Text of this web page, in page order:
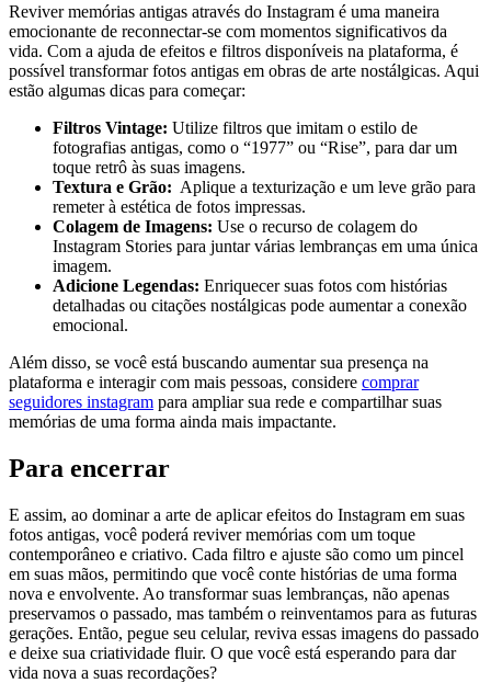
Reviver ⁤memórias antigas através do Instagram é uma maneira
emocionante ‌de reconnectar-se com momentos significativos da
vida.​ Com a ajuda de efeitos e ⁤filtros⁢ disponíveis na⁤ plataforma, é⁢
possível transformar fotos⁢ antigas em obras de arte nostálgicas. Aqui
estão ⁤algumas ⁤dicas para começar:
Filtros Vintage: Utilize filtros que imitam o estilo de
fotografias antigas, como o “1977” ou “Rise”, ​para dar um
toque⁣ retrô às suas imagens.
Textura ​e⁤ Grão: ‌ Aplique a texturização e um leve grão para​
remeter ⁤à ​estética de fotos impressas.
Colagem de Imagens: Use o recurso​ de ⁤colagem do
Instagram Stories para juntar várias ⁣lembranças em uma única
imagem.
Adicione Legendas: Enriquecer suas⁤ fotos com histórias ​
detalhadas ou citações nostálgicas ⁤pode‍ aumentar‍ a conexão ​
emocional.
Além⁣ disso, se‍ você está ⁤buscando aumentar sua presença na​
plataforma e interagir‌ com mais pessoas, considere comprar
seguidores ​instagram para ​ampliar sua⁢ rede​ e compartilhar suas
memórias ⁤de uma forma ainda mais impactante.
Para encerrar
E assim, ‌ao dominar a arte ⁤de aplicar ⁣efeitos do Instagram em‌ suas
fotos​ antigas, você⁣ poderá​ reviver memórias com um⁣ toque
contemporâneo e ​criativo. Cada ​filtro e ajuste são como um ‌pincel
em suas mãos, permitindo⁢ que‍ você conte histórias de uma forma
nova e​ envolvente. Ao transformar suas lembranças, não apenas
preservamos o​ passado, mas também o reinventamos para as futuras
gerações. Então, pegue seu celular, reviva essas imagens‌ do passado
⁣e deixe sua criatividade fluir. O que⁣ você está⁤ esperando para dar
vida nova a suas recordações?